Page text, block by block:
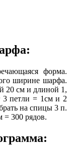
форма.
ширине шарфа.
20 см и длиной 1,
3 петли = 1см и 2
на спицы 3 п.
= 300 рядов.